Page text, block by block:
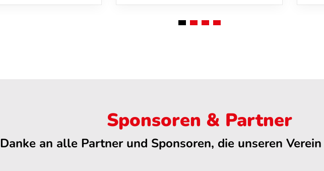
Sponsoren & Partner
Danke an alle Partner und Sponsoren, die unseren